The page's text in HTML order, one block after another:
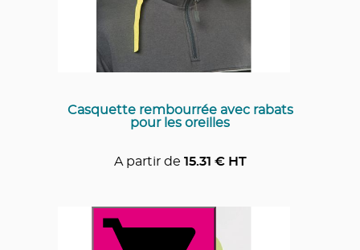
Casquette rembourrée avec rabats
pour les oreilles
A partir de 15.31 € HT